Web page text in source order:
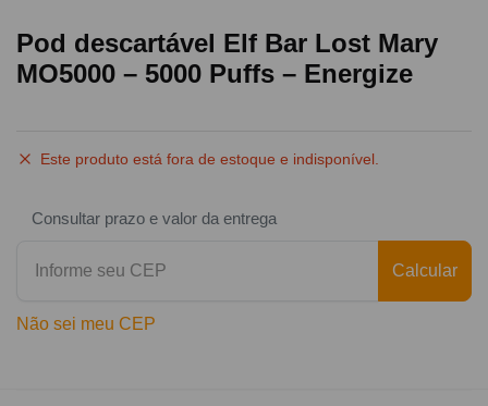
Pod descartável Elf Bar Lost Mary
MO5000 – 5000 Puffs – Energize
Este produto está fora de estoque e indisponível.
Consultar prazo e valor da entrega
Calcular
Não sei meu CEP